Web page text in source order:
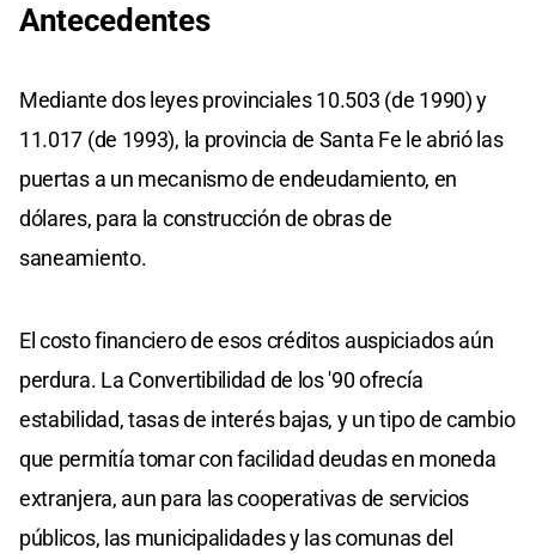
Antecedentes
Mediante dos leyes provinciales 10.503 (de 1990) y
11.017 (de 1993), la provincia de Santa Fe le abrió las
puertas a un mecanismo de endeudamiento, en
dólares, para la construcción de obras de
saneamiento.
El costo financiero de esos créditos auspiciados aún
perdura. La Convertibilidad de los '90 ofrecía
estabilidad, tasas de interés bajas, y un tipo de cambio
que permitía tomar con facilidad deudas en moneda
extranjera, aun para las cooperativas de servicios
públicos, las municipalidades y las comunas del